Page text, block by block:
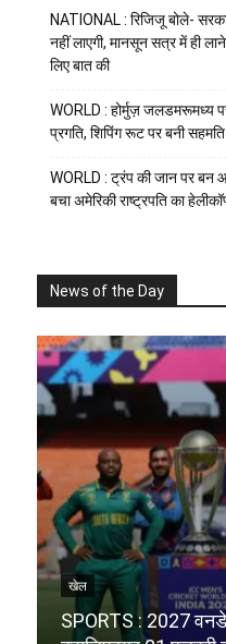
NATIONAL : रिजिजू बोले-
नहीं लाएगी, मानसून सत्र में ही
लिए बात की
WORLD : होर्मुज़ जलडमरूमध्य
प्रगति, शिपिंग रूट पर बनी सहमति
WORLD : ट्रंप की जान पर
बचा अमेरिकी राष्ट्रपति का
News of the Day
खेल
SPORTS : 2027